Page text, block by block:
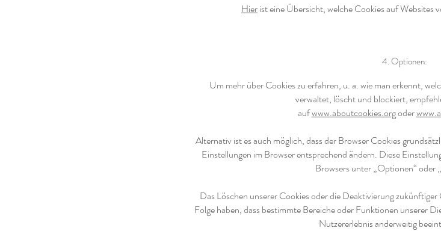
Hierist eine Übersicht, welche Cookies auf Websites
4. Optionen:
Um mehr über Cookies zu erfahren, u. a. wie man erkennt,
verwaltet, löscht und blockiert,
aufwww.aboutcookies.orgoder
Alternativ ist es auch möglich, dass der Browser Cookies
Einstellungen im Browser entsprechend ändern. Diese
Browsers unter „Optionen“ oder
Das Löschen unserer Cookies oder die Deaktivierung
Folge haben, dass bestimmte Bereiche oder Funktionen unserer
Nutzererlebnis anderweitig